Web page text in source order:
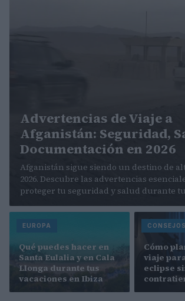
Advertencias de Viaje a
Afganistán: Seguridad,
Documentación en 2026
Afganistán sigue siendo un destino de
2026. Descubre las advertencias
proteger tu seguridad y salud durante
EUROPA
Qué puedes hacer en
Santa Eulalia y en Cala
Llonga durante tus
vacaciones en Ibiza
Cómo
viaje
eclipse